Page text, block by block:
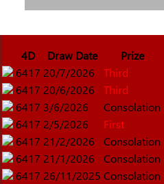
4D Draw Date
Prize
6417 20/7/2026
Third
6417 20/6/2026
Third
6417 3/6/2026
Consolation
6417 2/5/2026
First
6417 21/2/2026
Consolation
6417 21/1/2026
Consolation
6417 26/11/2025 Consolation